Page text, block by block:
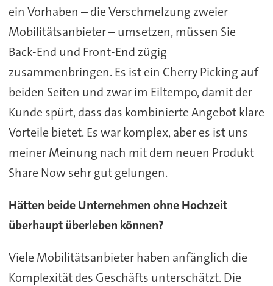
ein Vorhaben – die Verschmelzung zweier
Mobilitätsanbieter – umsetzen, müssen Sie
Back-End und Front-End zügig
zusammenbringen. Es ist ein Cherry Picking auf
beiden Seiten und zwar im Eiltempo, damit der
Kunde spürt, dass das kombinierte Angebot klare
Vorteile bietet. Es war komplex, aber es ist uns
meiner Meinung nach mit dem neuen Produkt
Share Now sehr gut gelungen.
Hätten beide Unternehmen ohne Hochzeit
überhaupt überleben können?
Viele Mobilitätsanbieter haben anfänglich die
Komplexität des Geschäfts unterschätzt. Die